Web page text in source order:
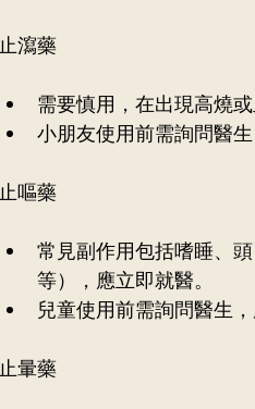
止瀉藥
需要慎用，在出現高燒
小朋友使用前需詢問醫
止嘔藥
常見副作用包括嗜睡、
等），應立即就醫。
兒童使用前需詢問醫生
止暈藥